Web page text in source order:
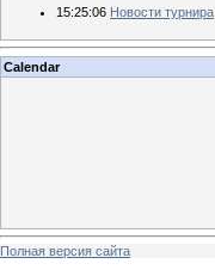
15:25:06 Новости турнира
Calendar
Полная версия сайта